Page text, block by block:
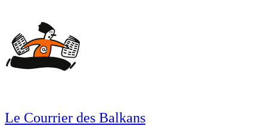
Le Courrier des Balkans